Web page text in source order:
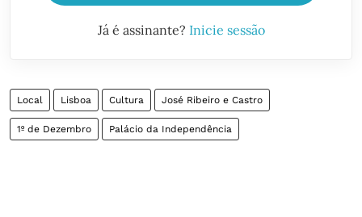
Já é assinante? Inicie sessão
Local Lisboa Cultura José Ribeiro e Castro
1º de Dezembro Palácio da Independência